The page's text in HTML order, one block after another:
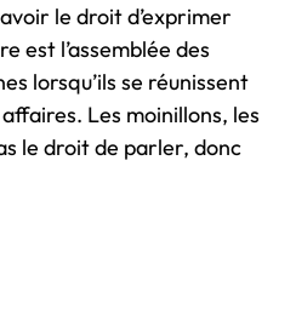
le droit d’exprimer
est l’assemblée des
lorsqu’ils se réunissent
Les moinillons, les
le droit de parler, donc